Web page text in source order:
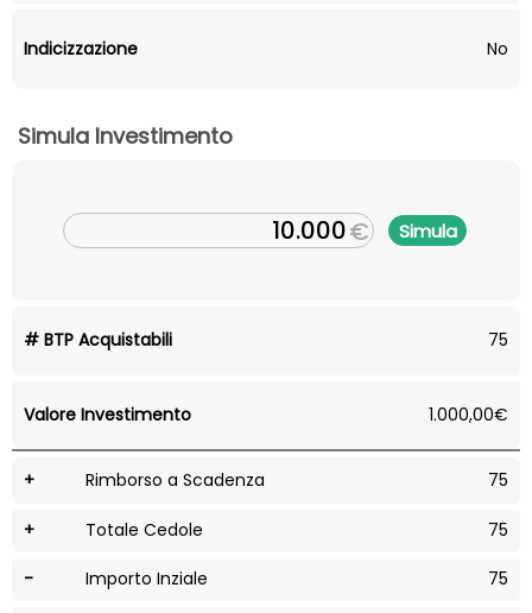
Indicizzazione No
Simula Investimento
€ Simula
# BTP Acquistabili 75
Valore Investimento 1.000,00€
+ Rimborso a Scadenza 75
+ Totale Cedole 75
- Importo Inziale 75